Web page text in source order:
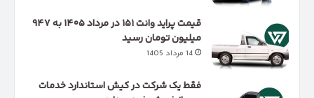
قیمت پراید وانت ۱۵۱ در مرداد ۱۴۰۵ به ۹۴۷
میلیون تومان رسید
14 مرداد 1405
فقط یک شرکت در کیش استاندارد خدمات